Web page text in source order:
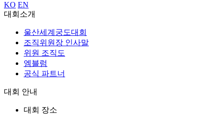
KO EN
대회소개
울산세계궁도대회
조직위원장 인사말
위원 조직도
엠블럼
공식 파트너
대회 안내
대회 장소